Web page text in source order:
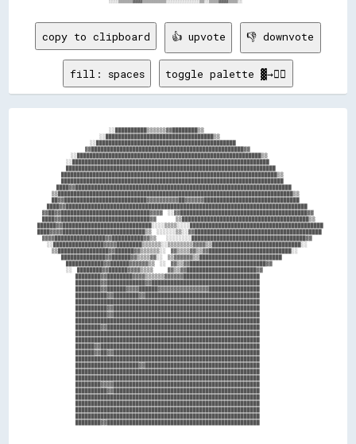
copy to clipboard 👍 upvote 👎 downvote
fill: spaces toggle palette ▓→✊🏽
                                ░░██████████▒▒▒▒▒▒▓▓████████▒▒
                            ░░██████████████████████████████████▒▒
                        ░░████████████████████████████████████████████
                      ▓▓████████████████████████████████████████████████▓▓
                ░░██████████████████████████████████████████████████████████▒▒
              ░░██████████████████████████████████████████████████████████████
            ████████████████████████████████████████████████████████████████████▒▒
          ████▓▓████████████████████████████████████████████████████████████████████
        ▒▒██████████████████████████████████████████████████████████████████████████▒▒
        ██▓▓██████████████████████████▓▓▓▓▓▓▓▓▓▓██▓▓▓▓▓▓██████████████████████████████
      ████▓▓████████████████████████████████████████████████████████████████████████████
    ▓▓██▓▓████████████████████████████▓▓▓▓  ░░▓▓████████████████████████████████████████▓▓
    ████▓▓████████████████████████████▓▓        ▒▒████████████████████████████████████████▒▒
  ██████▓▓████████████████████████████░░░░▒▒▒▒░░░░██████████████████████████████████████████
  ████▓▓▓▓██████████████████████████▒▒  ░░░░░░▒▒░░▓▓████████████████████████████████████████
    ▓▓▓▓████████████████▓▓██████████▓▓▒▒    ░░░░░░░░████████████████████████████████████▓▓
      ░░████████████████▓▓▓▓████████▒▒▒▒▒▒░░▒▒▒▒▒▒▒▒▓▓▓▓▒▒████████████████████████████░░
        ▒▒████████████████▓▓██████▓▓▒▒▒▒▒▒░░  ▓▓▒▒▒▒▓▓▒▒▓▓██████████████████████████░░
            ██████████████▓▓██████▓▓▒▒▒▒▓▓░░  ▒▒▓▓▓▓▓▓▒▒██████████████████████████
              ████████████▓▓██████▓▓▓▓▓▓▒▒  ░░  ▓▓▒▒▓▓████████████████████████▓▓
              ░░  ████████▓▓██████▓▓▓▓▒▒▒▒      ▓▓▒▒▓▓██████████████████████▓▓
                  ████████▓▓████████▓▓▓▓▒▒▒▒▒▒▓▓▓▓▓▓████████████████████████
                  ████████▓▓████████████▓▓██████████████████████████████████
                  ████████▓▓██████▓▓▓▓██████▓▓▓▓▓▓▓▓▓▓▓▓▓▓▓▓████████████████
                  ██████████▓▓████████▓▓████████████████████████████████████
                  ██████████▓▓██████████████████████████████████████████████
                  ██████████▓▓██████████████████████████████████████████████
                  ████████▓▓████████████████████████████████████████████████
                  ██████▓▓██████████████████████████████████████████████████
                  ██████▓▓██▓▓██████████████████████████████████████████████
                  ████████████████████▓▓████████████████████████████████████
                  ████████▓▓▓▓██████████████████████████████████████████████
                  ██████████▓▓██████████████████████████████████████████████